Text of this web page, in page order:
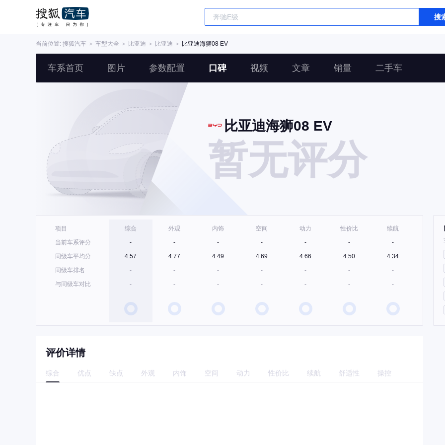
搜
当前位置: 搜狐汽车 ＞ 车型大全 ＞ 比亚迪 ＞ 比亚迪 ＞ 比亚迪海狮08 EV
车系首页 图片 参数配置 口碑 视频 文章 销量 二手车
比亚迪海狮08 EV
暂无评分
项目
当前车系评分
同级车平均分
同级车排名
与同级车对比
综合
-
4.57
-
-
外观
-
4.77
-
-
内饰
-
4.49
-
-
空间
-
4.69
-
-
动力
-
4.66
-
-
性价比
-
4.50
-
-
续航
-
4.34
-
-
评价详情
综合 优点 缺点 外观 内饰 空间 动力 性价比 续航 舒适性 操控